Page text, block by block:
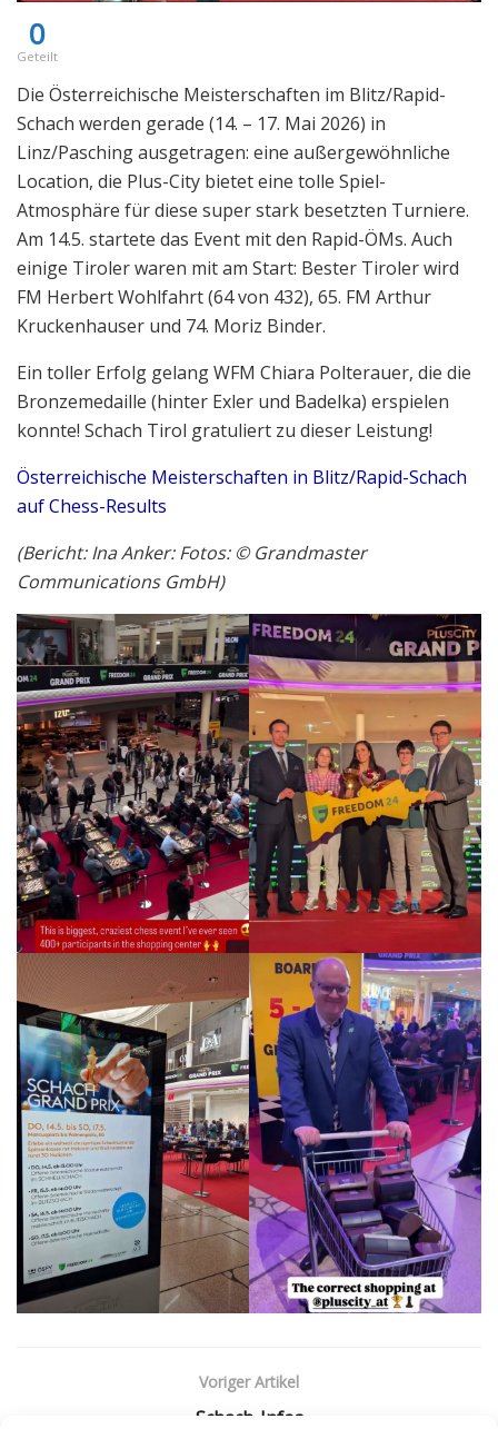
0
Geteilt
Die Österreichische Meisterschaften im Blitz/Rapid-
Schach werden gerade (14. – 17. Mai 2026) in
Linz/Pasching ausgetragen: eine außergewöhnliche
Location, die Plus-City bietet eine tolle Spiel-
Atmosphäre für diese super stark besetzten Turniere.
Am 14.5. startete das Event mit den Rapid-ÖMs. Auch
einige Tiroler waren mit am Start: Bester Tiroler wird
FM Herbert Wohlfahrt (64 von 432), 65. FM Arthur
Kruckenhauser und 74. Moriz Binder.
Ein toller Erfolg gelang WFM Chiara Polterauer, die die
Bronzemedaille (hinter Exler und Badelka) erspielen
konnte! Schach Tirol gratuliert zu dieser Leistung!
Österreichische Meisterschaften in Blitz/Rapid-Schach
auf Chess-Results
(Bericht: Ina Anker: Fotos: © Grandmaster
Communications GmbH)
Voriger Artikel
Schach-Infos